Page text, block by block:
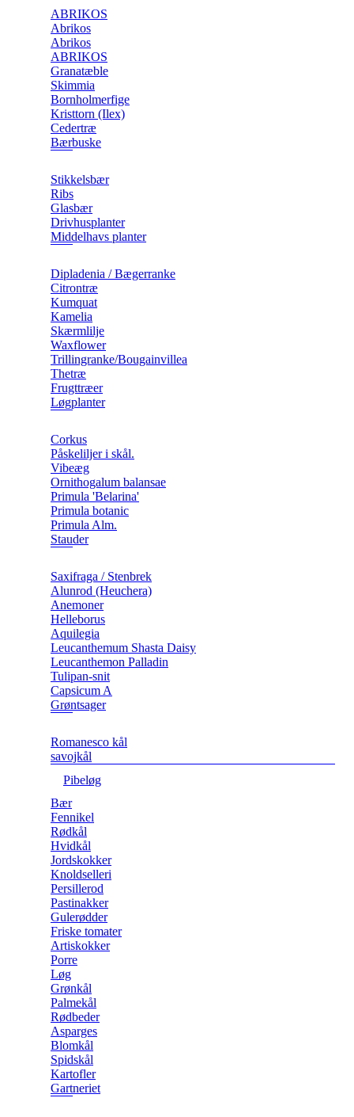
ABRIKOS
Abrikos
Abrikos
ABRIKOS
Granatæble
Skimmia
Bornholmerfige
Kristtorn (Ilex)
Cedertræ
Bærbuske
Stikkelsbær
Ribs
Glasbær
Drivhusplanter
Middelhavs planter
Dipladenia / Bægerranke
​Citrontræ
Kumquat
​Kamelia
Skærmlilje
Waxflower
​Trillingranke/Bougainvillea
Thetræ
Frugttræer
Løgplanter
Corkus
Påskeliljer i skål.
Vibeæg
Ornithogalum balansae
Primula 'Belarina'
Primula botanic
Primula Alm.
Stauder
Saxifraga / Stenbrek
Alunrod (Heuchera)
Anemoner
Helleborus
Aquilegia
Leucanthemum Shasta Daisy
Leucanthemon Palladin
Tulipan-snit
Capsicum A
Grøntsager
Romanesco kål
savojkål
Pibeløg
Bær
Fennikel
Rødkål
Hvidkål
Jordskokker
Knoldselleri
Persillerod
Pastinakker
Gulerødder
Friske tomater
Artiskokker
Porre
Løg
Grønkål
Palmekål
Rødbeder
Asparges
Blomkål
Spidskål
Kartofler
Gartneriet